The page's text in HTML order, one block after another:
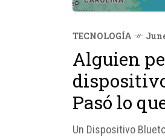
TECNOLOGÍA
Alguien
Pasó lo
Un Dispositivo